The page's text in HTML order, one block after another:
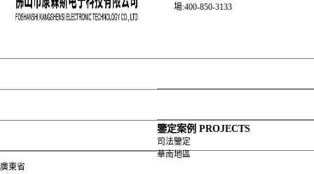
企業理念
司法鑒定
華中地區
地基基礎
資費標準
場:400-850-3133
鑒定案例 PROJECTS
司法鑒定
華南地區
廣東省